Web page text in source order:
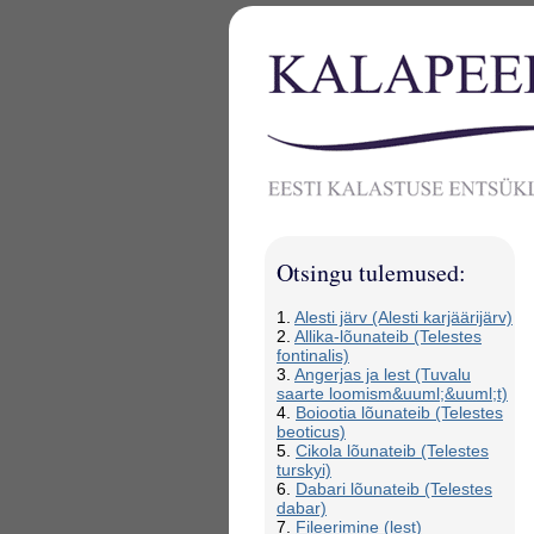
Otsingu tulemused:
1. Alesti järv (Alesti karjäärijärv)
2. Allika-lõunateib (Telestes
fontinalis)
3. Angerjas ja lest (Tuvalu
saarte loomism&uuml;&uuml;t)
4. Boiootia lõunateib (Telestes
beoticus)
5. Cikola lõunateib (Telestes
turskyi)
6. Dabari lõunateib (Telestes
dabar)
7. Fileerimine (lest)